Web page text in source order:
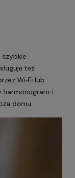
też
Wi‑Fi lub
i
domu.